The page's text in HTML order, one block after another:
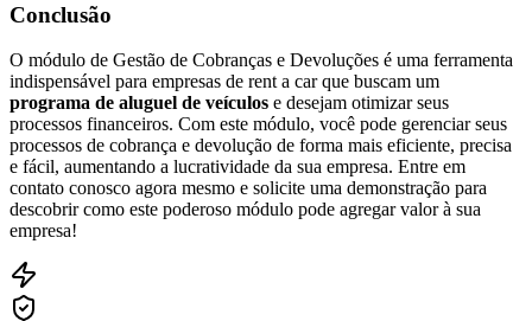
Conclusão
O módulo de Gestão de Cobranças e Devoluções é uma ferramenta
indispensável para empresas de rent a car que buscam um
programa de aluguel de veículos e desejam otimizar seus
processos financeiros. Com este módulo, você pode gerenciar seus
processos de cobrança e devolução de forma mais eficiente, precisa
e fácil, aumentando a lucratividade da sua empresa. Entre em
contato conosco agora mesmo e solicite uma demonstração para
descobrir como este poderoso módulo pode agregar valor à sua
empresa!